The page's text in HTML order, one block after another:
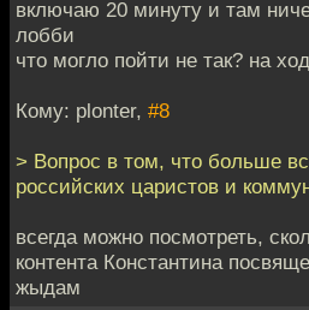
включаю 20 минуту и там
лобби
что могло пойти не так? на
Кому: plonter, #8
> Вопрос в том, что больше
российских царистов и
всегда можно посмотреть,
контента Константина
жыдам